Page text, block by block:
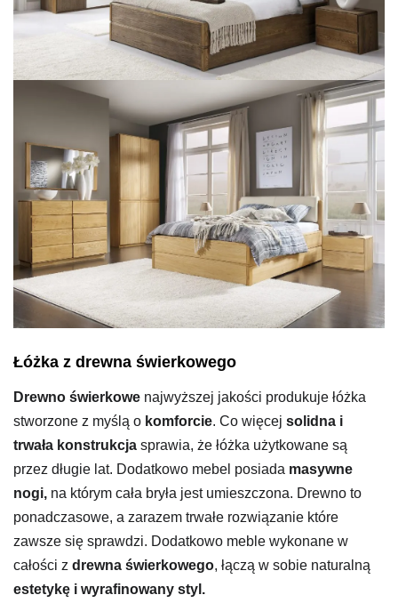
Łóżka z drewna świerkowego
Drewno świerkowe najwyższej jakości produkuje łóżka
stworzone z myślą o komforcie. Co więcej solidna i
trwała konstrukcja sprawia, że łóżka użytkowane są
przez długie lat. Dodatkowo mebel posiada masywne
nogi, na którym cała bryła jest umieszczona. Drewno to
ponadczasowe, a zarazem trwałe rozwiązanie które
zawsze się sprawdzi. Dodatkowo meble wykonane w
całości z drewna świerkowego, łączą w sobie naturalną
estetykę i wyrafinowany styl.